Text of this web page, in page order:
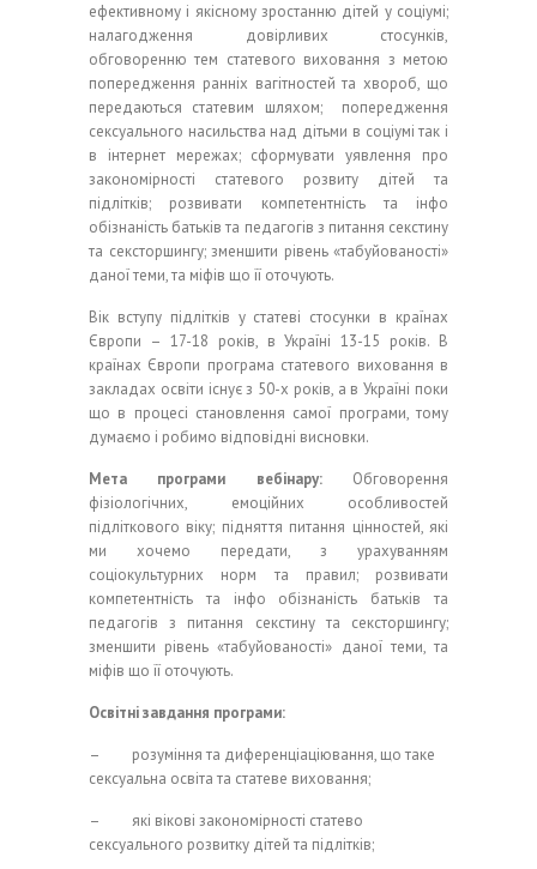
ефективному і якісному зростанню дітей у соціумі;
налагодження довірливих стосунків,
обговоренню тем статевого виховання з метою
попередження ранніх вагітностей та хвороб, що
передаються статевим шляхом; попередження
сексуального насильства над дітьми в соціумі так і
в інтернет мережах; сформувати уявлення про
закономірності статевого розвиту дітей та
підлітків; розвивати компетентність та інфо
обізнаність батьків та педагогів з питання секстину
та сексторшингу; зменшити рівень «табуйованості»
даної теми, та міфів що її оточують.
Вік вступу підлітків у статеві стосунки в країнах
Європи – 17-18 років, в Україні 13-15 років. В
країнах Європи програма статевого виховання в
закладах освіти існує з 50-х років, а в Україні поки
що в процесі становлення самої програми, тому
думаємо і робимо відповідні висновки.
Мета програми вебінару:Обговорення
фізіологічних, емоційних особливостей
підліткового віку; підняття питання цінностей, які
ми хочемо передати, з урахуванням
соціокультурних норм та правил; розвивати
компетентність та інфо обізнаність батьків та
педагогів з питання секстину та сексторшингу;
зменшити рівень «табуйованості» даної теми, та
міфів що її оточують.
Освітні завдання програми:
– розуміння та диференціаціювання, що таке
сексуальна освіта та статеве виховання;
– які вікові закономірності статево
сексуального розвитку дітей та підлітків;